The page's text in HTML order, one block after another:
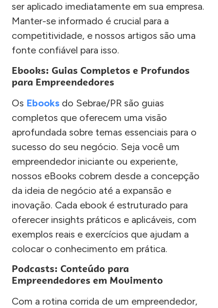
ser aplicado imediatamente em sua empresa.
Manter-se informado é crucial para a
competitividade, e nossos artigos são uma
fonte confiável para isso.
Ebooks: Guias Completos e Profundos
para Empreendedores
Os Ebooks do Sebrae/PR são guias
completos que oferecem uma visão
aprofundada sobre temas essenciais para o
sucesso do seu negócio. Seja você um
empreendedor iniciante ou experiente,
nossos eBooks cobrem desde a concepção
da ideia de negócio até a expansão e
inovação. Cada ebook é estruturado para
oferecer insights práticos e aplicáveis, com
exemplos reais e exercícios que ajudam a
colocar o conhecimento em prática.
Podcasts: Conteúdo para
Empreendedores em Movimento
Com a rotina corrida de um empreendedor,